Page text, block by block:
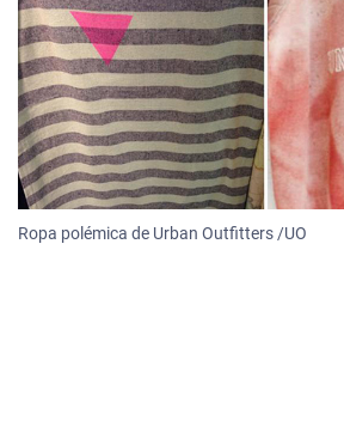
Ropa polémica de Urban Outfitters /UO